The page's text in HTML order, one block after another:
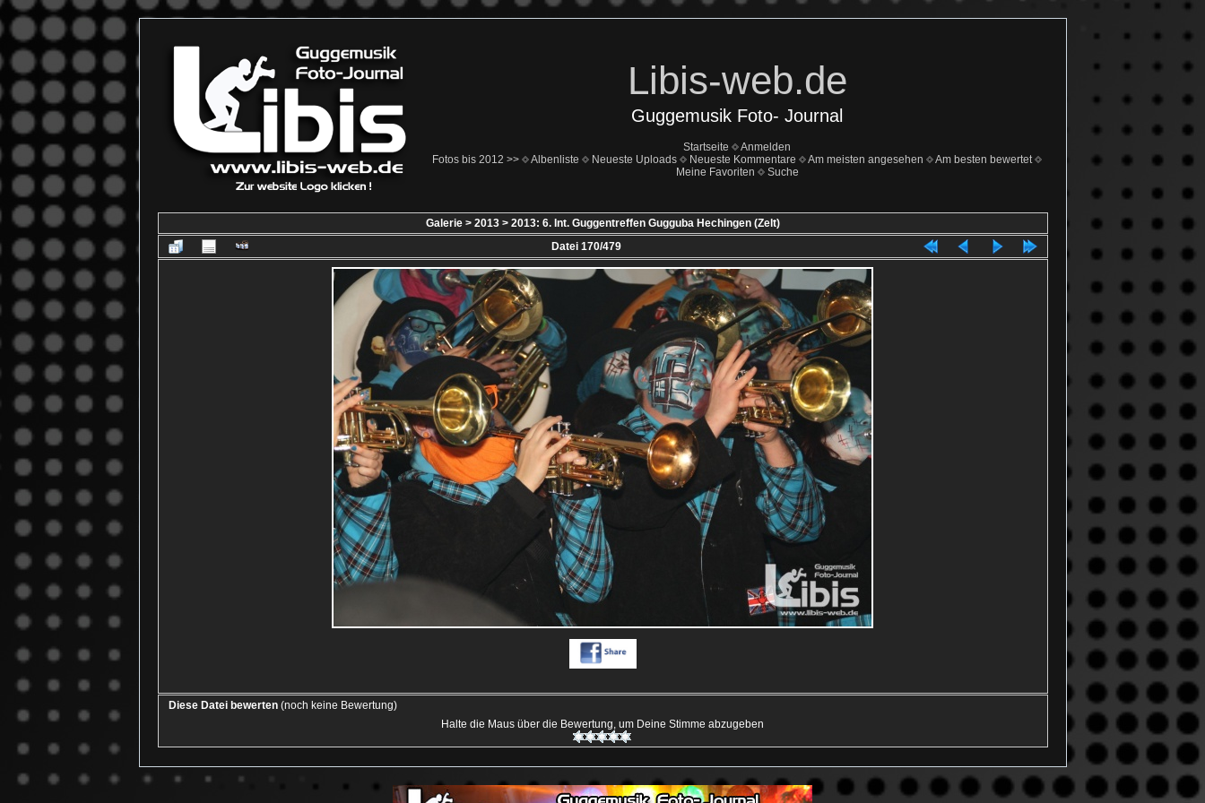
Libis-web.de
Guggemusik Foto- Journal
Startseite
Anmelden
Fotos bis 2012 >>
Albenliste Neueste Uploads Neueste Kommentare Am meisten angesehen
Am besten bewertet
Meine Favoriten
Suche
Galerie> 2013> 2013: 6. Int. Guggentreffen Gugguba Hechingen (Zelt)
Datei 170/479
Diese Datei bewerten(noch keine Bewertung)
Halte die Maus über die Bewertung, um Deine Stimme abzugeben